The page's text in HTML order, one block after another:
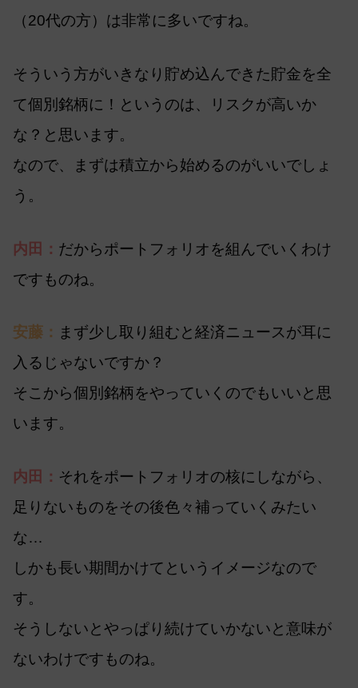
（20代の方）は非常に多いですね。
そういう方がいきなり貯め込んできた貯金を全
て個別銘柄に！というのは、リスクが高いか
な？と思います。
なので、まずは積立から始めるのがいいでしょ
う。
内田： だからポートフォリオを組んでいくわけ
ですものね。
安藤： まず少し取り組むと経済ニュースが耳に
入るじゃないですか？
そこから個別銘柄をやっていくのでもいいと思
います。
内田： それをポートフォリオの核にしながら、
足りないものをその後色々補っていくみたい
な…
しかも長い期間かけてというイメージなので
す。
そうしないとやっぱり続けていかないと意味が
ないわけですものね。